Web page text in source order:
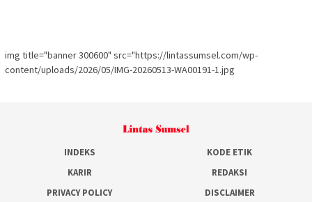
img title="banner 300600" src="https://lintassumsel.com/wp-
content/uploads/2026/05/IMG-20260513-WA00191-1.jpg
INDEKS
KODE ETIK
KARIR
REDAKSI
PRIVACY POLICY
DISCLAIMER